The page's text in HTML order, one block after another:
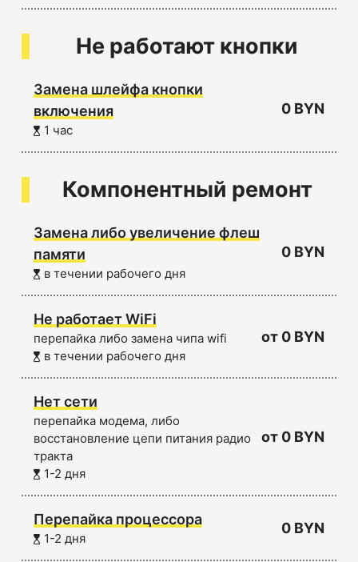
Не работают кнопки
Замена шлейфа кнопки
включения
1 час
0 BYN
Компонентный ремонт
Замена либо увеличение флеш
памяти
в течении рабочего дня
0 BYN
Не работает WiFi
перепайка либо замена чипа wifi
в течении рабочего дня
от 0 BYN
Нет сети
перепайка модема, либо
восстановление цепи питания радио
тракта
1-2 дня
от 0 BYN
Перепайка процессора
1-2 дня
0 BYN